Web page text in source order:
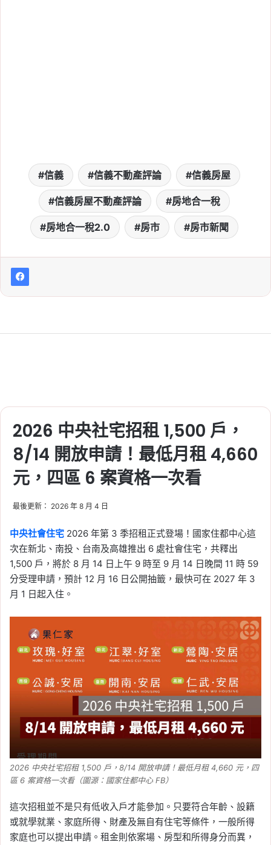
信義 信義不動產評論 信義房屋
信義房屋不動產評論 房地合一稅
房地合一稅2.0 房市 房市新聞
2026 中央社宅招租 1,500 戶，
8/14 開放申請！最低月租 4,660
元，四區 6 案資格一次看
最後更新： 2026 年 8 月 4 日
中央社會住宅 2026 年第 3 季招租正式登場！國家住都中心這
次在新北、南投、台南及高雄推出 6 處社會住宅，共釋出
1,500 戶，將於 8 月 14 日上午 9 時至 9 月 14 日晚間 11 時 59
分受理申請，預計 12 月 16 日公開抽籤，最快可在 2027 年 3
月 1 日起入住。
2026 中央社宅招租 1,500 戶，8/14 開放申請！最低月租 4,660 元，四
區 6 案資格一次看（圖源：國家住都中心 FB）
這次招租並不是只有低收入戶才能參加。只要符合年齡、設籍
或就學就業、家庭所得、財產及無自有住宅等條件，一般所得
家庭也可以提出申請。租金則依案場、房型和所得身分而異，